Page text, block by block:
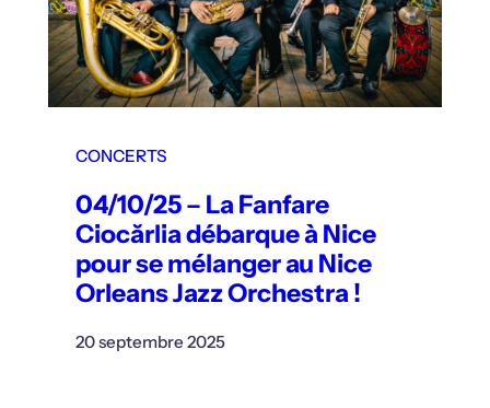
CONCERTS
04/10/25 – La Fanfare
Ciocărlia débarque à Nice
pour se mélanger au Nice
Orleans Jazz Orchestra !
20 septembre 2025